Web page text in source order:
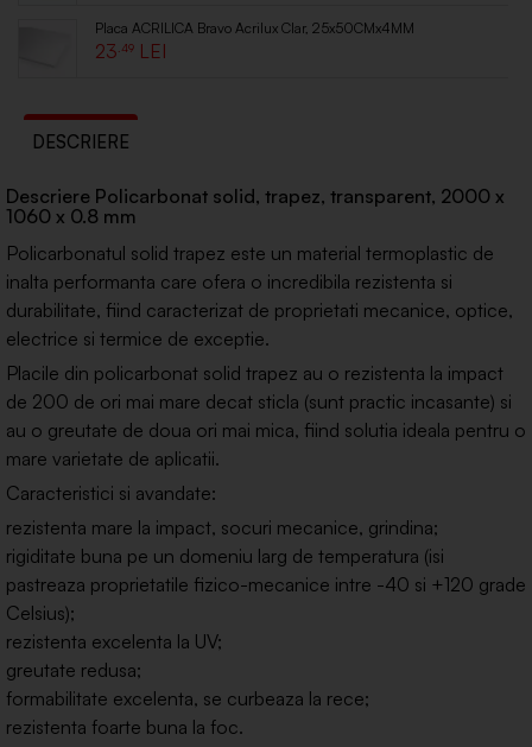
Placa ACRILICA Bravo Acrilux Clar, 25x50CMx4MM
23 .49
DESCRIERE
Descriere Policarbonat solid, trapez, transparent, 2000 x
1060 x 0.8 mm
Policarbonatul solid trapez este un material termoplastic de
inalta performanta care ofera o incredibila rezistenta si
durabilitate, fiind caracterizat de proprietati mecanice, optice,
electrice si termice de exceptie.
Placile din policarbonat solid trapez au o rezistenta la impact
de 200 de ori mai mare decat sticla (sunt practic incasante) si
au o greutate de doua ori mai mica, fiind solutia ideala pentru o
mare varietate de aplicatii.
Caracteristici si avandate:
rezistenta mare la impact, socuri mecanice, grindina;
rigiditate buna pe un domeniu larg de temperatura (isi
pastreaza proprietatile fizico-mecanice intre -40 si +120 grade
Celsius);
rezistenta excelenta la UV;
greutate redusa;
formabilitate excelenta, se curbeaza la rece;
rezistenta foarte buna la foc.